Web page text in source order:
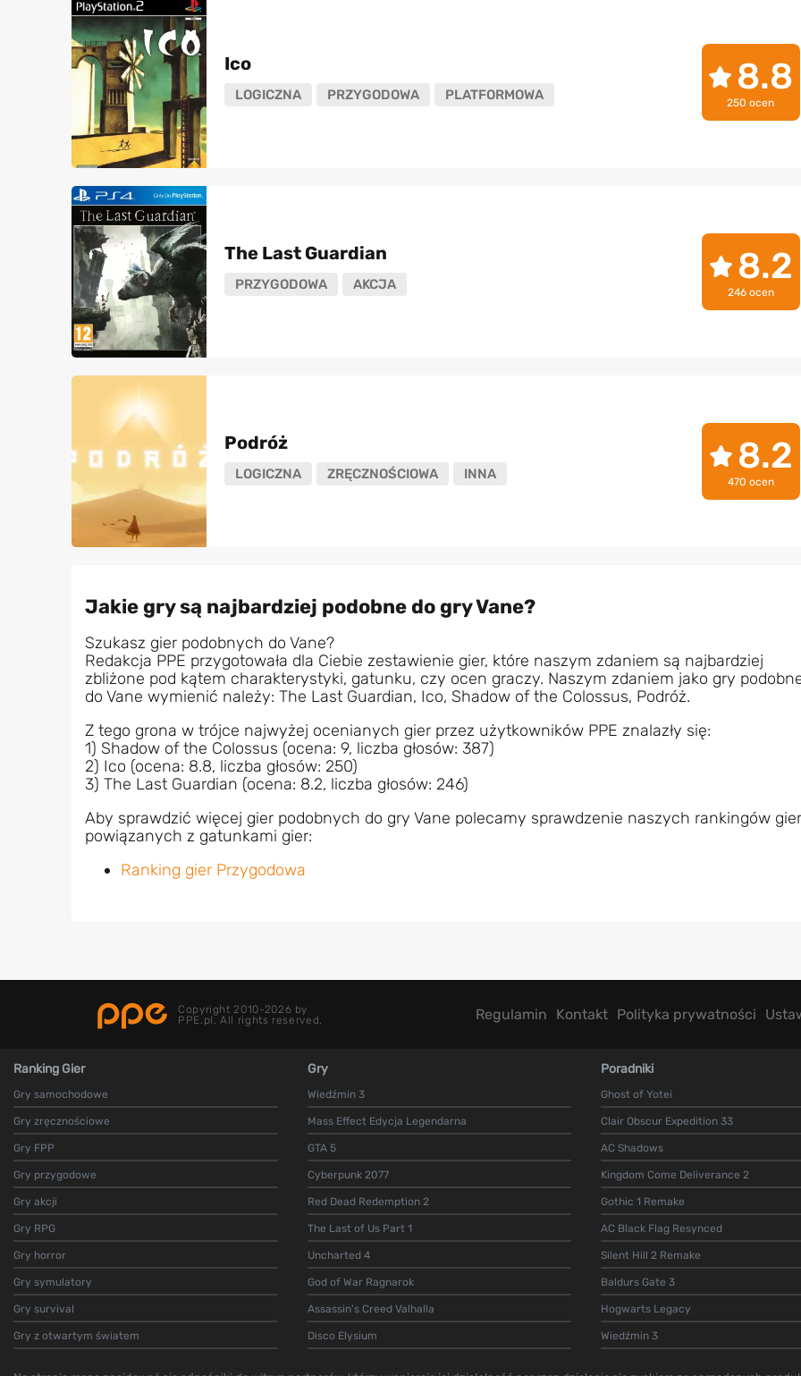
Ico
LOGICZNA PRZYGODOWA PLATFORMOWA 8.8
250 ocen
The Last Guardian
PRZYGODOWA AKCJA 8.2
246 ocen
Podróż
LOGICZNA ZRĘCZNOŚCIOWA INNA 8.2
470 ocen
Jakie gry są najbardziej podobne do gry Vane?
Szukasz gier podobnych do Vane?
Redakcja PPE przygotowała dla Ciebie zestawienie gier, które naszym zdaniem są najbardziej
zbliżone pod kątem charakterystyki, gatunku, czy ocen graczy. Naszym zdaniem jako gry
do Vane wymienić należy: The Last Guardian, Ico, Shadow of the Colossus, Podróż.
Z tego grona w trójce najwyżej ocenianych gier przez użytkowników PPE znalazły się:
1) Shadow of the Colossus (ocena: 9, liczba głosów: 387)
2) Ico (ocena: 8.8, liczba głosów: 250)
3) The Last Guardian (ocena: 8.2, liczba głosów: 246)
Aby sprawdzić więcej gier podobnych do gry Vane polecamy sprawdzenie naszych rankingów gier
powiązanych z gatunkami gier:
Ranking gier Przygodowa
Copyright 2010-2026 by
PPE.pl. All rights reserved.
Regulamin Kontakt Polityka prywatności
Ranking Gier
Gry samochodowe
Gry zręcznościowe
Gry FPP
Gry przygodowe
Gry akcji
Gry RPG
Gry horror
Gry symulatory
Gry survival
Gry z otwartym światem
Gry
Wiedźmin 3
Mass Effect Edycja Legendarna
GTA 5
Cyberpunk 2077
Red Dead Redemption 2
The Last of Us Part 1
Uncharted 4
God of War Ragnarok
Assassin's Creed Valhalla
Disco Elysium
Poradniki
Ghost of Yotei
Clair Obscur Expedition 33
AC Shadows
Kingdom Come Deliverance 2
Gothic 1 Remake
AC Black Flag Resynced
Silent Hill 2 Remake
Baldurs Gate 3
Hogwarts Legacy
Wiedźmin 3